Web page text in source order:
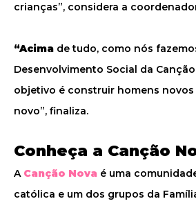
crianças”, considera a
“Acima de tudo, como nós
Desenvolvimento Social da
objetivo é construir homens novos
novo”, finaliza.
Conheça a Canção
A Canção Nova é uma
católica e um dos grupos da